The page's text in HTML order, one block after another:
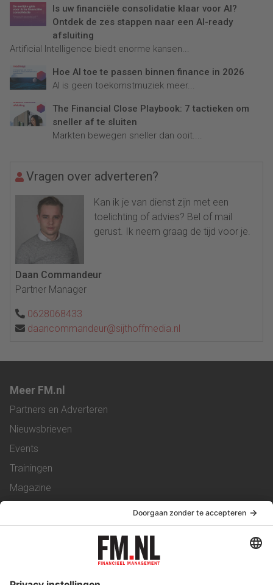
Is uw financiële consolidatie klaar voor AI?
Ontdek de zes stappen naar een AI-ready
afsluiting
Artificial Intelligence biedt enorme kansen...
Hoe AI toe te passen binnen finance in 2026
AI is geen toekomstmuziek meer...
The Financial Close Playbook: 7 tactieken om
sneller af te sluiten
Markten bewegen sneller dan ooit....
Vragen over adverteren?
Kan ik je van dienst zijn met een
toelichting of advies? Bel of mail
gerust. Ik neem graag de tijd voor je.
Daan Commandeur
Partner Manager
0628068433
daancommandeur@sijthoffmedia.nl
Meer FM.nl
Partners en Adverteren
Nieuwsbrieven
Events
Trainingen
Magazine
Service & Contact